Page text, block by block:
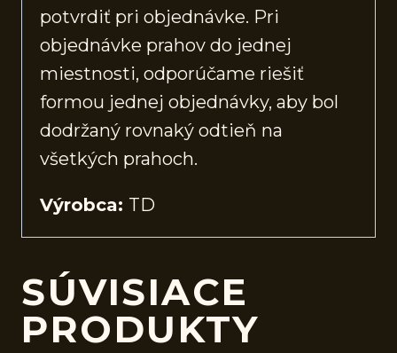
potvrdiť pri objednávke. Pri
objednávke prahov do jednej
miestnosti, odporúčame riešiť
formou jednej objednávky, aby bol
dodržaný rovnaký odtieň na
všetkých prahoch.
Výrobca: TD
SÚVISIACE
PRODUKTY